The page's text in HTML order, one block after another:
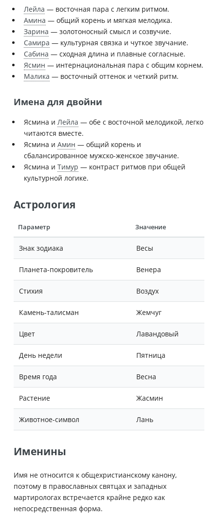
Лейла — восточная пара с легким ритмом.
Амина — общий корень и мягкая мелодика.
Зарина — золотоносный смысл и созвучие.
Самира — культурная связка и чуткое звучание.
Сабина — сходная длина и плавные согласные.
Ясмин — интернациональная пара с общим корнем.
Малика — восточный оттенок и четкий ритм.
Имена для двойни
Ясмина и Лейла — обе с восточной мелодикой, легко
читаются вместе.
Ясмина и Амин — общий корень и
сбалансированное мужско-женское звучание.
Ясмина и Тимур — контраст ритмов при общей
культурной логике.
Астрология
Параметр Значение
Знак зодиака Весы
Планета-покровитель Венера
Стихия Воздух
Камень-талисман Жемчуг
Цвет Лавандовый
День недели Пятница
Время года Весна
Растение Жасмин
Животное-символ Лань
Именины
Имя не относится к общехристианскому канону,
поэтому в православных святцах и западных
мартирологах встречается крайне редко как
непосредственная форма.